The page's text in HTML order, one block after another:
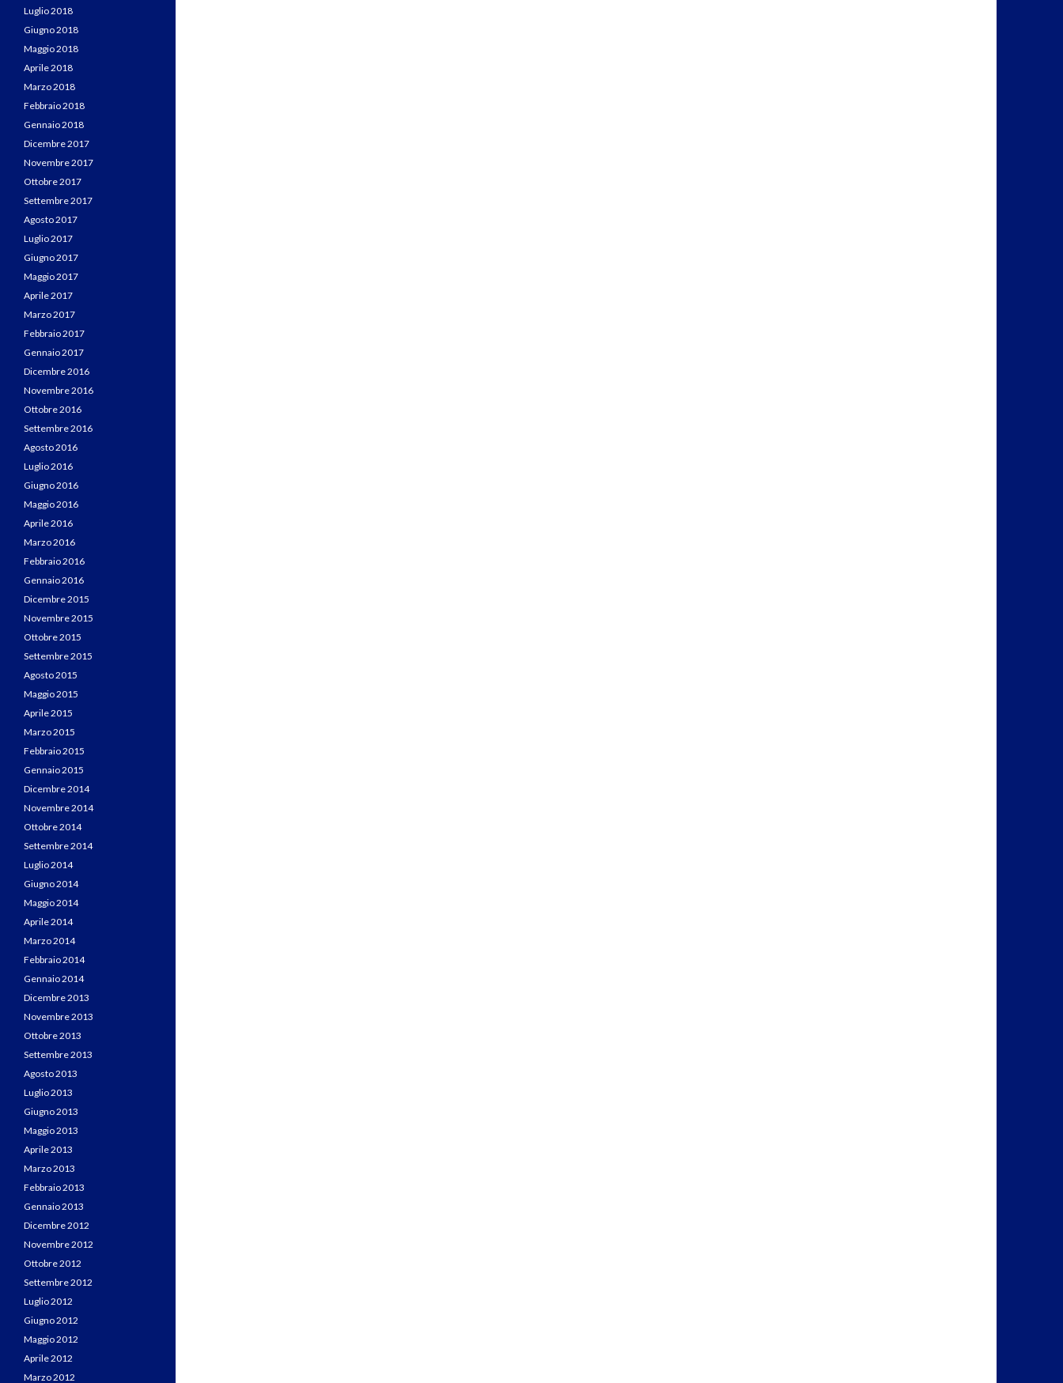
Luglio 2018
Giugno 2018
Maggio 2018
Aprile 2018
Marzo 2018
Febbraio 2018
Gennaio 2018
Dicembre 2017
Novembre 2017
Ottobre 2017
Settembre 2017
Agosto 2017
Luglio 2017
Giugno 2017
Maggio 2017
Aprile 2017
Marzo 2017
Febbraio 2017
Gennaio 2017
Dicembre 2016
Novembre 2016
Ottobre 2016
Settembre 2016
Agosto 2016
Luglio 2016
Giugno 2016
Maggio 2016
Aprile 2016
Marzo 2016
Febbraio 2016
Gennaio 2016
Dicembre 2015
Novembre 2015
Ottobre 2015
Settembre 2015
Agosto 2015
Maggio 2015
Aprile 2015
Marzo 2015
Febbraio 2015
Gennaio 2015
Dicembre 2014
Novembre 2014
Ottobre 2014
Settembre 2014
Luglio 2014
Giugno 2014
Maggio 2014
Aprile 2014
Marzo 2014
Febbraio 2014
Gennaio 2014
Dicembre 2013
Novembre 2013
Ottobre 2013
Settembre 2013
Agosto 2013
Luglio 2013
Giugno 2013
Maggio 2013
Aprile 2013
Marzo 2013
Febbraio 2013
Gennaio 2013
Dicembre 2012
Novembre 2012
Ottobre 2012
Settembre 2012
Luglio 2012
Giugno 2012
Maggio 2012
Aprile 2012
Marzo 2012